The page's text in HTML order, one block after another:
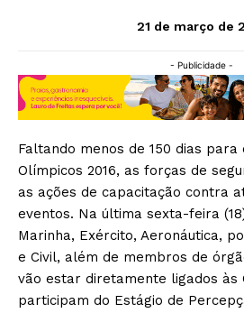
21 de março de
- Publicidade -
Faltando menos de 150 dias para
Olímpicos 2016, as forças de
as ações de capacitação contra
eventos. Na última sexta-feira
Marinha, Exército, Aeronáutica,
e Civil, além de membros de
vão estar diretamente ligados às
participam do Estágio de